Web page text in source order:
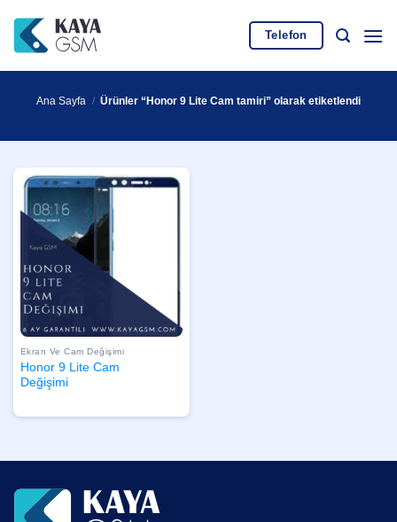
atla
Telefon
Ana Sayfa / Ürünler “Honor 9 Lite Cam tamiri” olarak etiketlendi
Ekran Ve Cam Değişimi
Honor 9 Lite Cam
Değişimi